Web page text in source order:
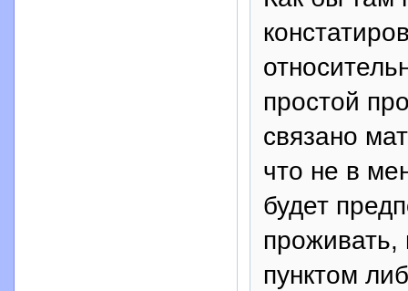
простой
связано
что не в
будет
пунктом